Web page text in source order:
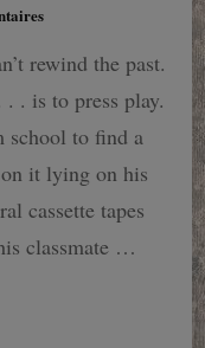
sur
Reasons
(Treize
raisons)
Jay
Asher
rewind the past.
. is to press play.
school to find a
it lying on his
cassette tapes
classmate …